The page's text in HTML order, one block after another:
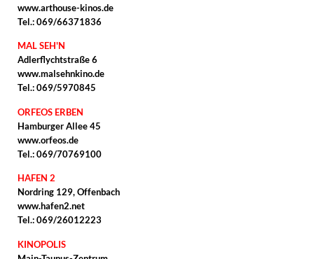
www.arthouse-kinos.de
Tel.: 069/66371836
MAL SEH'N
Adlerflychtstraße 6
www.malsehnkino.de
Tel.: 069/5970845
ORFEOS ERBEN
Hamburger Allee 45
www.orfeos.de
Tel.: 069/70769100
HAFEN 2
Nordring 129, Offenbach
www.hafen2.net
Tel.: 069/26012223
KINOPOLIS